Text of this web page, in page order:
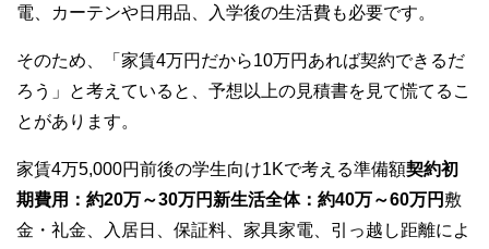
電、カーテンや日用品、入学後の生活費も必要です。
そのため、「家賃4万円だから10万円あれば契約できるだ
ろう」と考えていると、予想以上の見積書を見て慌てるこ
とがあります。
家賃4万5,000円前後の学生向け1Kで考える準備額契約初
期費用：約20万～30万円 新生活全体：約40万～60万円 敷
金・礼金、入居日、保証料、家具家電、引っ越し距離によ